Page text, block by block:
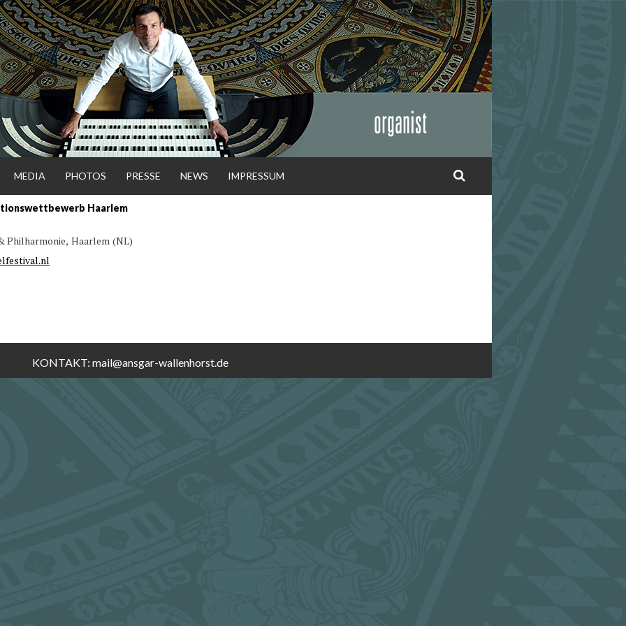
MEDIA PHOTOS PRESSE NEWS IMPRESSUM
Haarlem
Philharmonie, Haarlem NL
KONTAKT: mail@ansgar-wallenhorst.de